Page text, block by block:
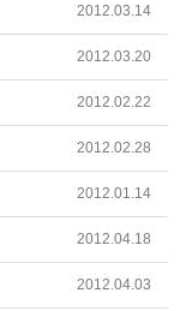
2012.03.14
2012.03.20
2012.02.22
2012.02.28
2012.01.14
2012.04.18
2012.04.03